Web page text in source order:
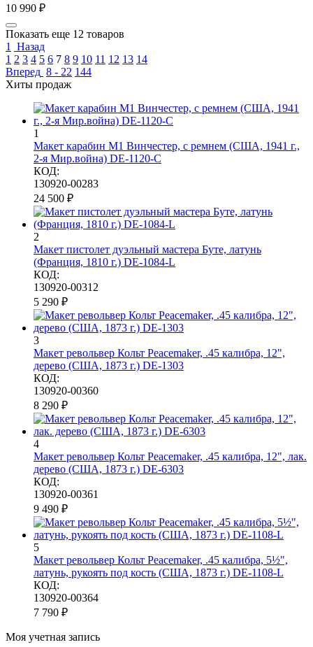
10 990 ₽
Показать еще 12 товаров
1
Назад
1 2 3 4 5 6 7 8 9 10 11 12 13 14
Вперед 8 - 22 144
Хиты продаж
1
Макет карабин М1 Винчестер, с ремнем (США, 1941 г.,
2-я Мир.война) DE-1120-C
КОД:
130920-00283
24 500 ₽
2
Макет пистолет дуэльный мастера Буте, латунь
(Франция, 1810 г.) DE-1084-L
КОД:
130920-00312
5 290 ₽
3
Макет револьвер Кольт Peacemaker, .45 калибра, 12",
дерево (США, 1873 г.) DE-1303
КОД:
130920-00360
8 290 ₽
4
Макет револьвер Кольт Peacemaker, .45 калибра, 12", лак.
дерево (США, 1873 г.) DE-6303
КОД:
130920-00361
9 490 ₽
5
Макет револьвер Кольт Peacemaker, .45 калибра, 5½",
латунь, рукоять под кость (США, 1873 г.) DE-1108-L
КОД:
130920-00364
7 790 ₽
Моя учетная запись